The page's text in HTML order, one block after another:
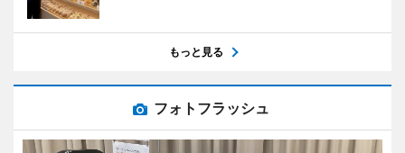
もっと見る
フォトフラッシュ